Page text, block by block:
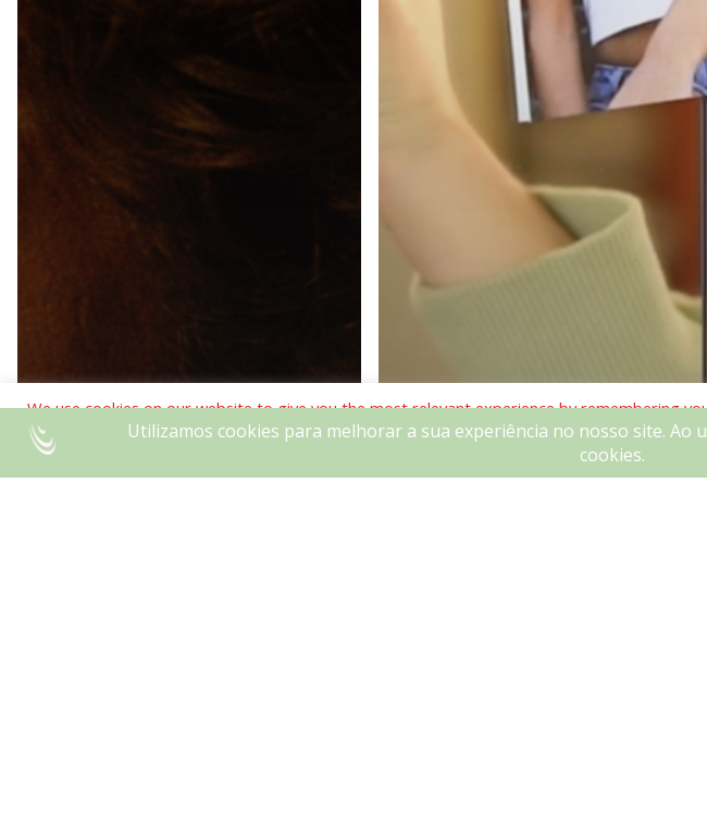
We use cookies on our website to give you the most relevant experience by remembering
clicking “Accept”, you consent to the use of ALL the cookies.
Do not sell my personal information